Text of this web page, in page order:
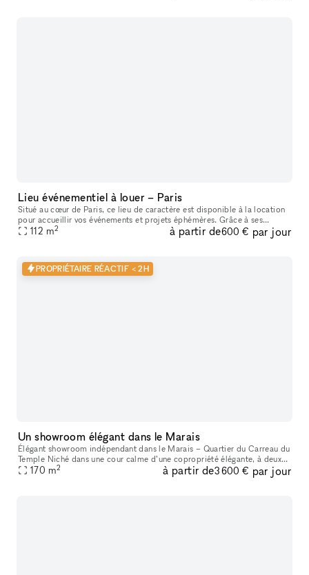
Lieu événementiel à louer – Paris
Situé au cœur de Paris, ce lieu de caractère est disponible à la location
pour accueillir vos événements et projets éphémères. Grâce à ses
grandes vitrines d’angle, sa belle luminosité, ses poutres
112 m2 à partir de600 € par jour
PROPRIÉTAIRE RÉACTIF < 2H
Un showroom élégant dans le Marais
Élégant showroom indépendant dans le Marais – Quartier du Carreau du
Temple Niché dans une cour calme d’une copropriété élégante, à deux
pas du Carreau du Temple, ce bâtiment indépendant offre un ca
170 m2 à partir de3 600 € par jour